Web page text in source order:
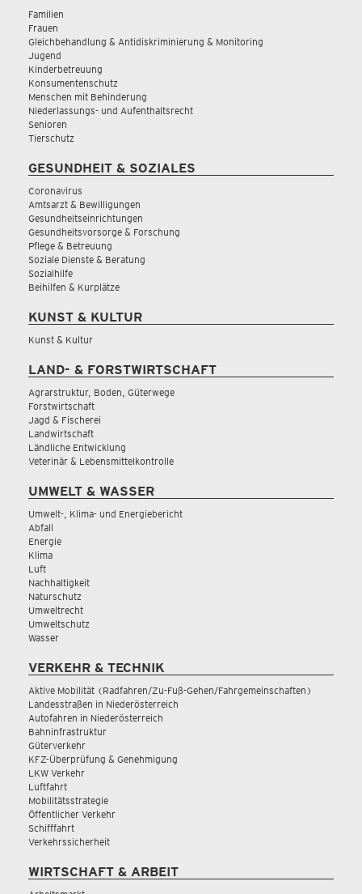
Familien
Frauen
Gleichbehandlung & Antidiskriminierung & Monitoring
Jugend
Kinderbetreuung
Konsumentenschutz
Menschen mit Behinderung
Niederlassungs- und Aufenthaltsrecht
Senioren
Tierschutz
GESUNDHEIT & SOZIALES
Coronavirus
Amtsarzt & Bewilligungen
Gesundheitseinrichtungen
Gesundheitsvorsorge & Forschung
Pflege & Betreuung
Soziale Dienste & Beratung
Sozialhilfe
Beihilfen & Kurplätze
KUNST & KULTUR
Kunst & Kultur
LAND- & FORSTWIRTSCHAFT
Agrarstruktur, Boden, Güterwege
Forstwirtschaft
Jagd & Fischerei
Landwirtschaft
Ländliche Entwicklung
Veterinär & Lebensmittelkontrolle
UMWELT & WASSER
Umwelt-, Klima- und Energiebericht
Abfall
Energie
Klima
Luft
Nachhaltigkeit
Naturschutz
Umweltrecht
Umweltschutz
Wasser
VERKEHR & TECHNIK
Aktive Mobilität (Radfahren/Zu-Fuß-Gehen/Fahrgemeinschaften)
Landesstraßen in Niederösterreich
Autofahren in Niederösterreich
Bahninfrastruktur
Güterverkehr
KFZ-Überprüfung & Genehmigung
LKW Verkehr
Luftfahrt
Mobilitätsstrategie
Öffentlicher Verkehr
Schifffahrt
Verkehrssicherheit
WIRTSCHAFT & ARBEIT